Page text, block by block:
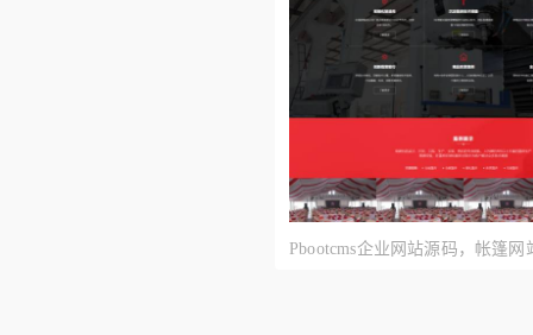
Pbootcms企业网站源码，帐篷网